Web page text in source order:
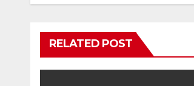
RELATED POST